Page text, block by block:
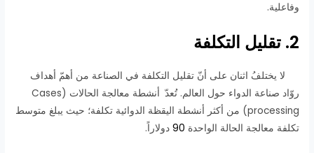
وفاعلية.
2. تقليل التكلفة
لا يختلفُ اثنان على أنّ تقليل التكلفة في الصناعة من أهمّ أهداف
روّاد صناعة الدواء حول العالم. تُعدّ
أنشطة معالجة الحالات (Cases
processing) من أكثر أنشطة اليقظة الدوائية تكلفة؛ حيث يبلغ متوسط
تكلفة معالجة الحالة الواحدة 90 دولاراً.